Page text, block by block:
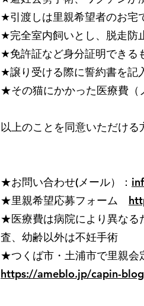
★引渡しは里親希望者のお宅
★完全室内飼いとし、脱走防
★免許証など身分証明できる
★譲り受ける際に誓約書を記
★その猫にかかった医療費（
以上のことを同意いただける
★お問い合わせ(メール）：
★里親希望応募フォーム
★医療費は病院により異なる
査、幼齢以外は不妊手術
★つくば市・土浦市で里親
https://ameblo.jp/capin-blog